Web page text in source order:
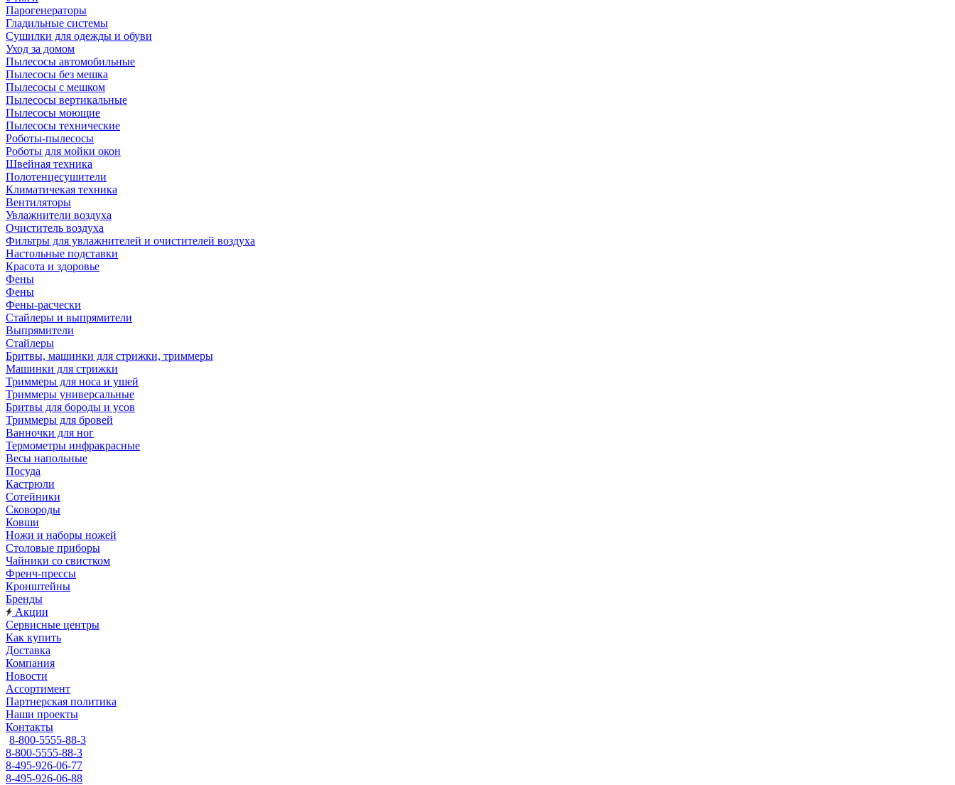
Парогенераторы
Гладильные системы
Сушилки для одежды и обуви
Уход за домом
Пылесосы автомобильные
Пылесосы без мешка
Пылесосы с мешком
Пылесосы вертикальные
Пылесосы моющие
Пылесосы технические
Роботы-пылесосы
Роботы для мойки окон
Швейная техника
Полотенцесушители
Климатичекая техника
Вентиляторы
Увлажнители воздуха
Очиститель воздуха
Фильтры для увлажнителей и очистителей воздуха
Настольные подставки
Красота и здоровье
Фены
Фены
Фены-расчески
Стайлеры и выпрямители
Выпрямители
Стайлеры
Бритвы, машинки для стрижки, триммеры
Машинки для стрижки
Триммеры для носа и ушей
Триммеры универсальные
Бритвы для бороды и усов
Триммеры для бровей
Ванночки для ног
Термометры инфракрасные
Весы напольные
Посуда
Кастрюли
Сотейники
Сковороды
Ковши
Ножи и наборы ножей
Столовые приборы
Чайники со свистком
Френч-прессы
Кронштейны
Бренды
Акции
Сервисные центры
Как купить
Доставка
Компания
Новости
Ассортимент
Партнерская политика
Наши проекты
Контакты
8-800-5555-88-3
8-800-5555-88-3
8-495-926-06-77
8-495-926-06-88